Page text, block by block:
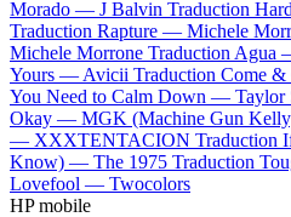
Morado — J Balvin Traduction
Traduction Rapture — Michele
Michele Morrone Traduction Agua
Yours — Avicii Traduction Come
You Need to Calm Down — Taylor
Okay — MGK (Machine Gun
— XXXTENTACION Traduction
Know) — The 1975 Traduction
Lovefool — Twocolors
HP mobile